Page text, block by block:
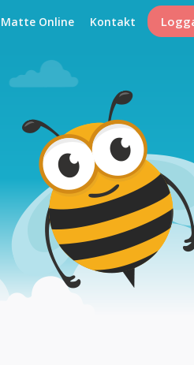
Matte Online Kontakt